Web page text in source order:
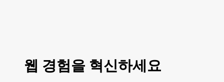
웹 경험을 혁신하세요